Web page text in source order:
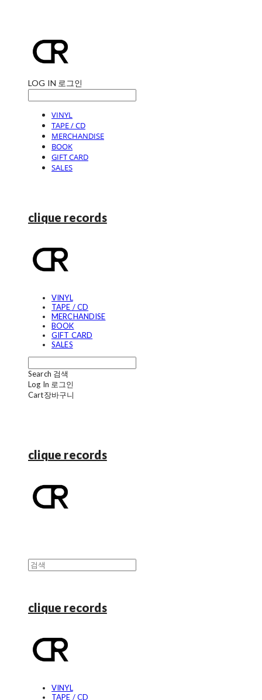
LOG IN 로그인
VINYL
TAPE / CD
MERCHANDISE
BOOK
GIFT CARD
SALES
clique records
VINYL
TAPE / CD
MERCHANDISE
BOOK
GIFT CARD
SALES
Search 검색
Log In 로그인
Cart장바구니
clique records
clique records
VINYL
TAPE / CD